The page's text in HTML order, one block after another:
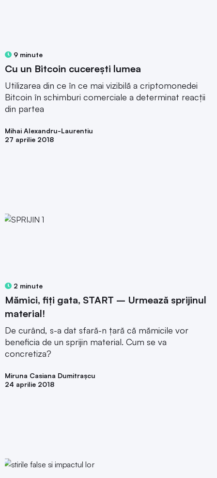
9 minute
Cu un Bitcoin cucereşti lumea
Utilizarea din ce în ce mai vizibilă a criptomonedei
Bitcoin în schimburi comerciale a determinat reacţii
din partea
Mihai Alexandru-Laurentiu
27 aprilie 2018
2 minute
Mămici, fiți gata, START – Urmează sprijinul
material!
De curând, s-a dat sfară-n țară că mămicile vor
beneficia de un sprijin material. Cum se va
concretiza?
Miruna Casiana Dumitrașcu
24 aprilie 2018